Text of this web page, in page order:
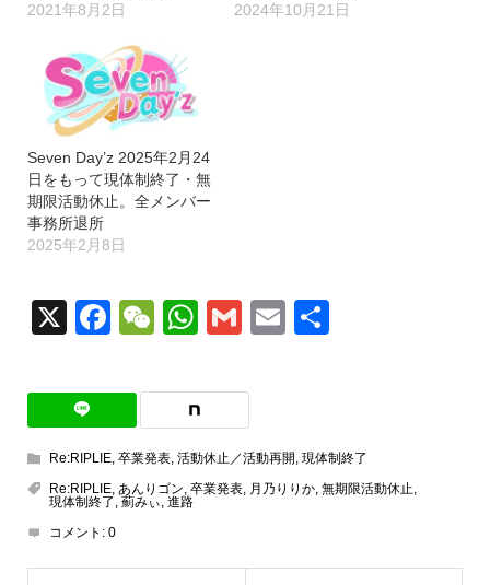
2021年8月2日
2024年10月21日
Seven Day’z 2025年2月24
日をもって現体制終了・無
期限活動休止。全メンバー
事務所退所
2025年2月8日
X Facebook
WeChat
WhatsApp
Gmail
Email
共
Re:RIPLIE, 卒業発表, 活動休止／活動再開, 現体制終了
Re:RIPLIE, あんりゴン, 卒業発表, 月乃りりか, 無期限活動休止,
現体制終了 , 薊みぃ, 進路
コメント: 0